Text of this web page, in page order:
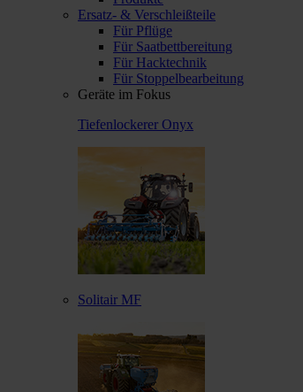
Ersatz- & Verschleißteile
Für Pflüge
Für Saatbettbereitung
Für Hacktechnik
Für Stoppelbearbeitung
Geräte im Fokus
Tiefenlockerer Onyx
Solitair MF